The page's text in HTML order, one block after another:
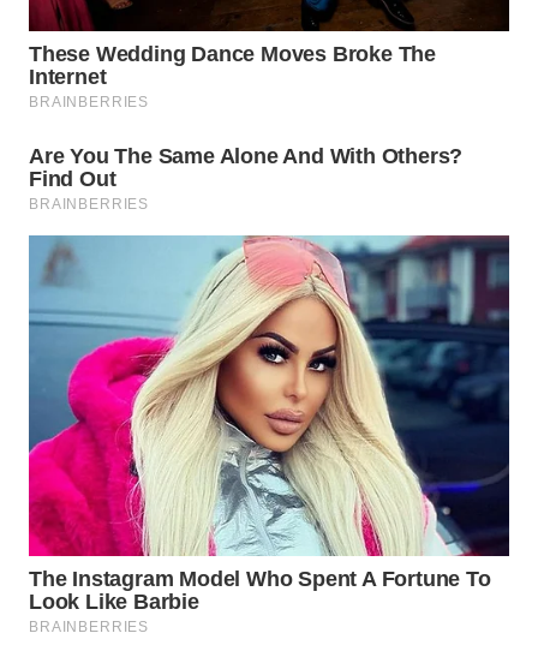
WN
DEPOK
TAPANULI
UTARA
WN
SAMOSIR
WN
PADANG
LAWAS
WN
SUMEDANG
WN
CIANJUR
WN